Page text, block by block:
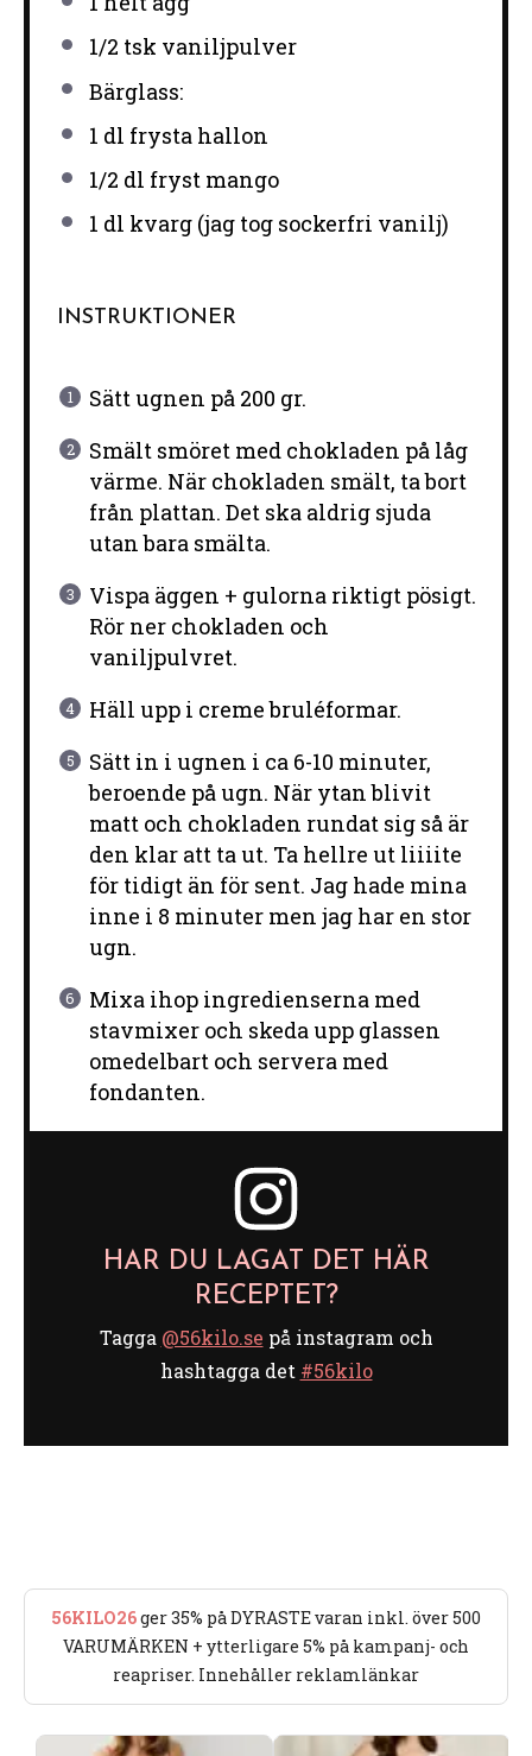
1/2 tsk vaniljpulver
Bärglass:
1 dl frysta hallon
1/2 dl fryst mango
1 dl kvarg (jag tog sockerfri vanilj)
INSTRUKTIONER
Sätt ugnen på 200 gr.
Smält smöret med chokladen på låg
värme. När chokladen smält, ta bort
från plattan. Det ska aldrig sjuda
utan bara smälta.
Vispa äggen + gulorna riktigt pösigt.
Rör ner chokladen och
vaniljpulvret.
Häll upp i creme bruléformar.
Sätt in i ugnen i ca 6-10 minuter,
beroende på ugn. När ytan blivit
matt och chokladen rundat sig så är
den klar att ta ut. Ta hellre ut liiiite
för tidigt än för sent. Jag hade mina
inne i 8 minuter men jag har en stor
ugn.
Mixa ihop ingredienserna med
stavmixer och skeda upp glassen
omedelbart och servera med
fondanten.
HAR DU LAGAT DET HÄR
RECEPTET?
Tagga @56kilo.se på instagram och
hashtagga det #56kilo
56KILO26ger 35% på DYRASTE varan inkl. över 500
VARUMÄRKEN + ytterligare 5% på kampanj- och
reapriser. Innehåller reklamlänkar